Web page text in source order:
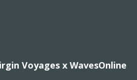
Voyages x WavesOnline